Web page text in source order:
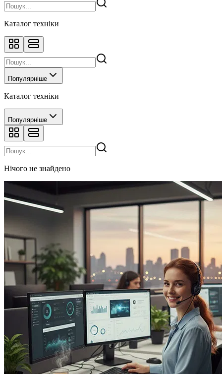
Каталог техніки
Популярніше
Каталог техніки
Популярніше
Нічого не знайдено